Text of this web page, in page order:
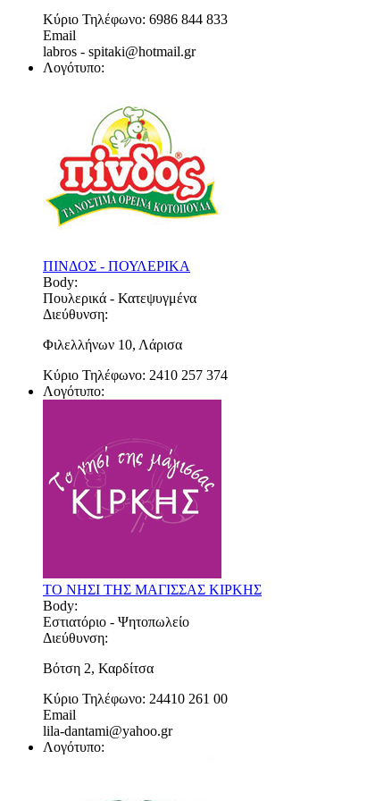
Κύριο Τηλέφωνο: 6986 844 833
Email
labros - spitaki@hotmail.gr
Λογότυπο:
ΠΙΝΔΟΣ - ΠΟΥΛΕΡΙΚΑ
Body:
Πουλερικά - Κατεψυγμένα
Διεύθυνση:
Φιλελλήνων 10, Λάρισα
Κύριο Τηλέφωνο: 2410 257 374
Λογότυπο:
ΤΟ ΝΗΣΙ ΤΗΣ ΜΑΓΙΣΣΑΣ ΚΙΡΚΗΣ
Body:
Εστιατόριο - Ψητοπωλείο
Διεύθυνση:
Βότση 2, Καρδίτσα
Κύριο Τηλέφωνο: 24410 261 00
Email
lila-dantami@yahoo.gr
Λογότυπο: